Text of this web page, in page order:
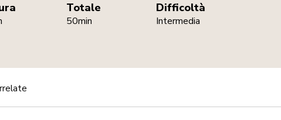
Totale
50min
Difficoltà
Intermedia